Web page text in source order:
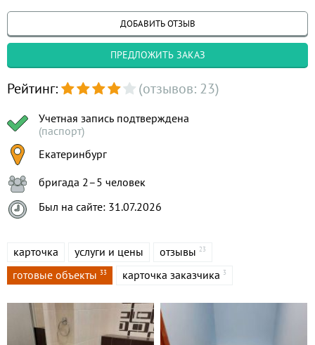
ДОБАВИТЬ ОТЗЫВ
ПРЕДЛОЖИТЬ ЗАКАЗ
Рейтинг: (отзывов: 23)
Учетная запись подтверждена
(паспорт)
Екатеринбург
бригада 2–5 человек
Был на сайте: 31.07.2026
карточка услуги и цены отзывы 23
готовые объекты 33 карточка заказчика 3